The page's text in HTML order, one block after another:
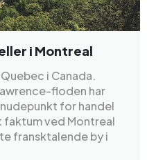
i Montreal
i Canada.
floden har
for handel
faktum ved Montreal
fransktalende by i